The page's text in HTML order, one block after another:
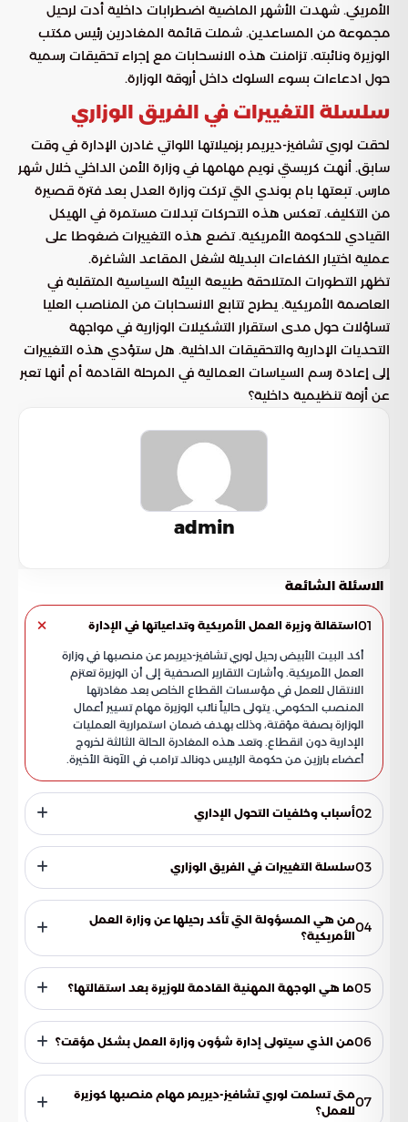
الأمريكي. شهدت الأشهر الماضية اضطرابات داخلية أدت لرحيل
مجموعة من المساعدين. شملت قائمة المغادرين رئيس مكتب
الوزيرة ونائبته. تزامنت هذه الانسحابات مع إجراء تحقيقات رسمية
حول ادعاءات بسوء السلوك داخل أروقة الوزارة.
سلسلة التغييرات في الفريق الوزاري
لحقت لوري تشافيز-ديريمر بزميلاتها اللواتي غادرن الإدارة في وقت
سابق. أنهت كريستي نويم مهامها في وزارة الأمن الداخلي خلال شهر
مارس. تبعتها بام بوندي التي تركت وزارة العدل بعد فترة قصيرة
من التكليف. تعكس هذه التحركات تبدلات مستمرة في الهيكل
القيادي للحكومة الأمريكية. تضع هذه التغييرات ضغوطا على
عملية اختيار الكفاءات البديلة لشغل المقاعد الشاغرة.
تظهر التطورات المتلاحقة طبيعة البيئة السياسية المتقلبة في
العاصمة الأمريكية. يطرح تتابع الانسحابات من المناصب العليا
تساؤلات حول مدى استقرار التشكيلات الوزارية في مواجهة
التحديات الإدارية والتحقيقات الداخلية. هل ستؤدي هذه التغييرات
إلى إعادة رسم السياسات العمالية في المرحلة القادمة أم أنها تعبر
عن أزمة تنظيمية داخلية؟
admin
الاسئلة الشائعة
01استقالة وزيرة العمل الأمريكية وتداعياتها في الإدارة
أكد البيت الأبيض رحيل لوري تشافيز-ديريمر عن منصبها في وزارة
العمل الأمريكية. وأشارت التقارير الصحفية إلى أن الوزيرة تعتزم
الانتقال للعمل في مؤسسات القطاع الخاص بعد مغادرتها
المنصب الحكومي. يتولى حالياً نائب الوزيرة مهام تسيير أعمال
الوزارة بصفة مؤقتة، وذلك بهدف ضمان استمرارية العمليات
الإدارية دون انقطاع. وتعد هذه المغادرة الحالة الثالثة لخروج
أعضاء بارزين من حكومة الرئيس دونالد ترامب في الآونة الأخيرة.
02أسباب وخلفيات التحول الإداري
2025، وذلك بعد مسيرة سياسية شملت قضاء عامين في عضوية
مجلس النواب الأمريكي. ومع ذلك، شهدت الأشهر الماضية
رحيل مجموعة من المساعدين الأساسيين، ومن بينهم رئيس مكتب
الوزيرة ونائبته. وقد تزامنت هذه الانسحابات مع بدء إجراء تحقيقات
رسمية تتعلق بادعاءات حول سوء السلوك داخل أروقة وزارة العمل.
03سلسلة التغييرات في الفريق الوزاري
سابق، مما يشير إلى حالة من عدم الاستقرار. فقد أنهت كريستي
نويم مهامها في وزارة الأمن الداخلي خلال شهر مارس، وتبعتها بام
تبدلات مستمرة في الهيكل القيادي للحكومة الأمريكية، مما يضع
ضغوطاً متزايدة على عملية اختيار الكفاءات البديلة. وتطرح هذه
التطورات تساؤلات جوهرية حول مدى استقرار التشكيلات الوزارية
04من هي المسؤولة التي تأكد رحيلها عن وزارة العمل
الأمريكية؟
مغادرتها لمنصبها الوزاري في الفترة الأخيرة.05ما هي الوجهة المهنية القادمة للوزيرة بعد استقالتها؟
القطاع الخاص بعد إنهاء مهامها الحكومية.06من الذي سيتولى إدارة شؤون وزارة العمل بشكل مؤقت؟
لضمان عدم تأثر العمليات الإدارية بفرغ المنصب.
07متى تسلمت لوري تشافيز-ديريمر مهام منصبها كوزيرة
للعمل؟